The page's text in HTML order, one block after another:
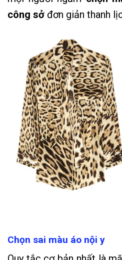
công sở đơn giản thanh
Chọn sai màu áo nội y